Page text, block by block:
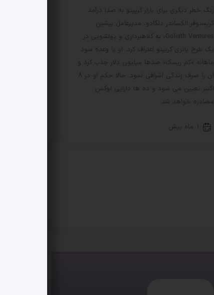
زنگ خطر دیگری برای بازار کریپتو به صدا درآمد.
کریستوفر الکساندر دلگادو، مدیرعامل پیشین
Goliath Ventures، به کلاهبرداری و پولشویی در
یک طرح پانزی کریپتو اعتراف کرد. او با وعده سود
ماهانه «کم ریسک» صدها میلیون دلار جذب کرد و
آن را صرف زندگی اشرافی نمود. حالا حکم او در 8
اکتبر تعیین می شود و ده ها دارایی لوکس
مصادره خواهد شد.
1 ماه پیش